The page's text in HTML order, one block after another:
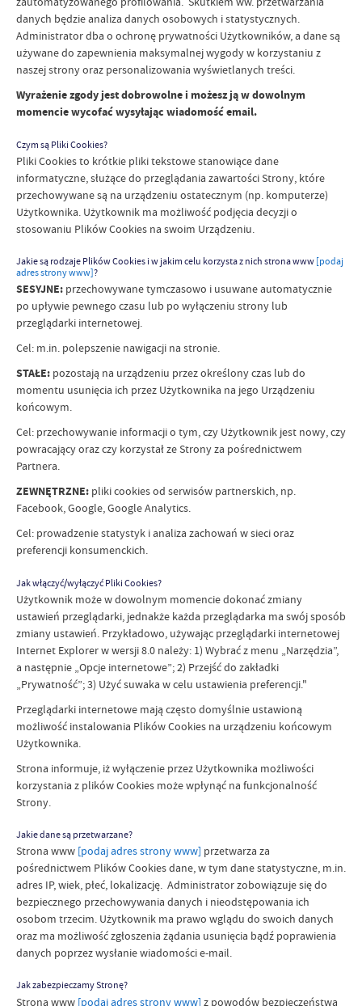
danych będzie analiza danych osobowych i statystycznych.
Administrator dba o ochronę prywatności Użytkowników, a dane są
używane do zapewnienia maksymalnej wygody w korzystaniu z
naszej strony oraz personalizowania wyświetlanych treści.
Wyrażenie zgody jest dobrowolne i możesz ją w dowolnym
momencie wycofać wysyłając wiadomość email.
Czym są Pliki Cookies?
Pliki Cookies to krótkie pliki tekstowe stanowiące dane
informatyczne, służące do przeglądania zawartości Strony, które
przechowywane są na urządzeniu ostatecznym (np. komputerze)
Użytkownika. Użytkownik ma możliwość podjęcia decyzji o
stosowaniu Plików Cookies na swoim Urządzeniu.
Jakie są rodzaje Plików Cookies i w jakim celu korzysta z nich strona www[podaj
adres strony www]?
SESYJNE: przechowywane tymczasowo i usuwane automatycznie
po upływie pewnego czasu lub po wyłączeniu strony lub
przeglądarki internetowej.
Cel: m.in. polepszenie nawigacji na stronie.
STAŁE: pozostają na urządzeniu przez określony czas lub do
momentu usunięcia ich przez Użytkownika na jego Urządzeniu
końcowym.
Cel: przechowywanie informacji o tym, czy Użytkownik jest nowy, czy
powracający oraz czy korzystał ze Strony za pośrednictwem
Partnera.
ZEWNĘTRZNE: pliki cookies od serwisów partnerskich, np.
Facebook, Google, Google Analytics.
Cel: prowadzenie statystyk i analiza zachowań w sieci oraz
preferencji konsumenckich.
Jak włączyć/wyłączyć Pliki Cookies?
Użytkownik może w dowolnym momencie dokonać zmiany
ustawień przeglądarki, jednakże każda przeglądarka ma swój sposób
zmiany ustawień. Przykładowo, używając przeglądarki internetowej
Internet Explorer w wersji 8.0 należy: 1) Wybrać z menu „Narzędzia”,
a następnie „Opcje internetowe”; 2) Przejść do zakładki
„Prywatność”; 3) Użyć suwaka w celu ustawienia preferencji."
Przeglądarki internetowe mają często domyślnie ustawioną
możliwość instalowania Plików Cookies na urządzeniu końcowym
Użytkownika.
Strona informuje, iż wyłączenie przez Użytkownika możliwości
korzystania z plików Cookies może wpłynąć na funkcjonalność
Strony.
Jakie dane są przetwarzane?
Strona www [podaj adres strony www] przetwarza za
pośrednictwem Plików Cookies dane, w tym dane statystyczne, m.in.
adres IP, wiek, płeć, lokalizację. Administrator zobowiązuje się do
bezpiecznego przechowywania danych i nieodstępowania ich
osobom trzecim. Użytkownik ma prawo wglądu do swoich danych
oraz ma możliwość zgłoszenia żądania usunięcia bądź poprawienia
danych poprzez wysłanie wiadomości e-mail.
Jak zabezpieczamy Stronę?
Strona www [podaj adres strony www] z powodów bezpieczeństwa